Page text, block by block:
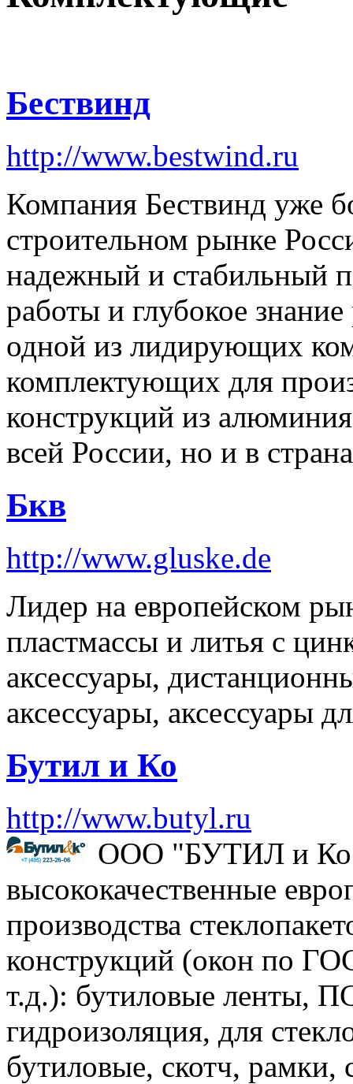
Бествинд
http://www.bestwind.ru
Компания Бествинд уже
строительном рынке
надежный и стабильный
работы и глубокое
одной из лидирующих
комплектующих для
конструкций из
всей России, но и в
Бкв
http://www.gluske.de
Лидер на европейском
пластмассы и литья с
аксессуары,
аксессуары, аксессуары
Бутил и Ко
http://www.butyl.ru
ООО "БУТИЛ и Ко"
высококачественные
производства
конструкций (окон по
т.д.): бутиловые ленты,
гидроизоляция, для
бутиловые, скотч, рамки,